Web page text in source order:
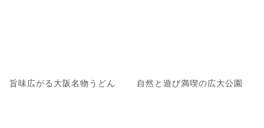
旨味広がる大阪名物うどん 自然と遊び満喫の広大公園